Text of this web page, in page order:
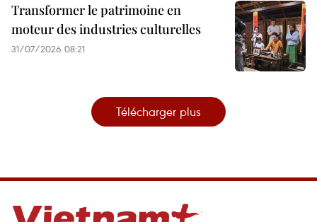
Transformer le patrimoine en
moteur des industries culturelles
31/07/2026 08:21
Télécharger plus